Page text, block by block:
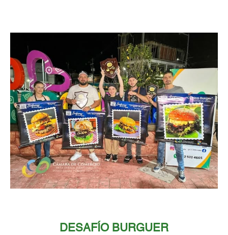
DESAFÍO BURGUER